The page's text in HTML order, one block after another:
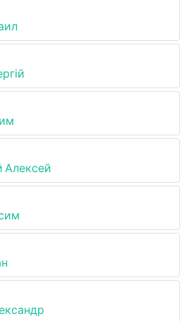
Алексей